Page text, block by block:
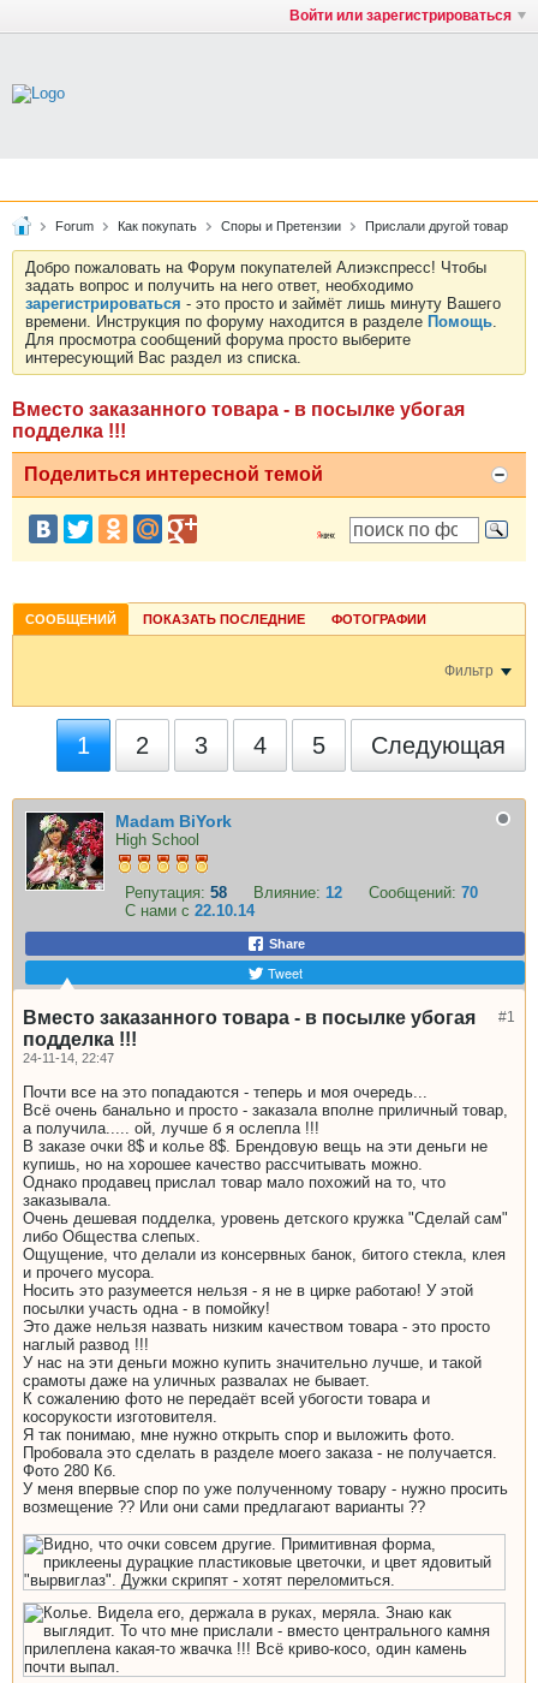
Войти или зарегистрироваться
Forum Как покупать Споры и Претензии Прислали другой товар
Добро пожаловать на Форум покупателей Алиэкспресс! Чтобы
задать вопрос и получить на него ответ, необходимо
зарегистрироваться - это просто и займёт лишь минуту Вашего
времени. Инструкция по форуму находится в разделе Помощь.
Для просмотра сообщений форума просто выберите
интересующий Вас раздел из списка.
Вместо заказанного товара - в посылке убогая
подделка !!!
Поделиться интересной темой
СООБЩЕНИЙ ПОКАЗАТЬ ПОСЛЕДНИЕ ФОТОГРАФИИ
Фильтр
1 2 3 4 5 Следующая
Madam BiYork
High School
Репутация: 58 Влияние: 12 Сообщений: 70
С нами с 22.10.14
Share
Tweet
#1
Вместо заказанного товара - в посылке убогая
подделка !!!
24-11-14, 22:47
Почти все на это попадаются - теперь и моя очередь...
Всё очень банально и просто - заказала вполне приличный товар,
а получила..... ой, лучше б я ослепла !!!
В заказе очки 8$ и колье 8$. Брендовую вещь на эти деньги не
купишь, но на хорошее качество рассчитывать можно.
Однако продавец прислал товар мало похожий на то, что
заказывала.
Очень дешевая подделка, уровень детского кружка "Сделай сам"
либо Общества слепых.
Ощущение, что делали из консервных банок, битого стекла, клея
и прочего мусора.
Носить это разумеется нельзя - я не в цирке работаю! У этой
посылки участь одна - в помойку!
Это даже нельзя назвать низким качеством товара - это просто
наглый развод !!!
У нас на эти деньги можно купить значительно лучше, и такой
срамоты даже на уличных развалах не бывает.
К сожалению фото не передаёт всей убогости товара и
косорукости изготовителя.
Я так понимаю, мне нужно открыть спор и выложить фото.
Пробовала это сделать в разделе моего заказа - не получается.
Фото 280 Кб.
У меня впервые спор по уже полученному товару - нужно просить
возмещение ?? Или они сами предлагают варианты ??